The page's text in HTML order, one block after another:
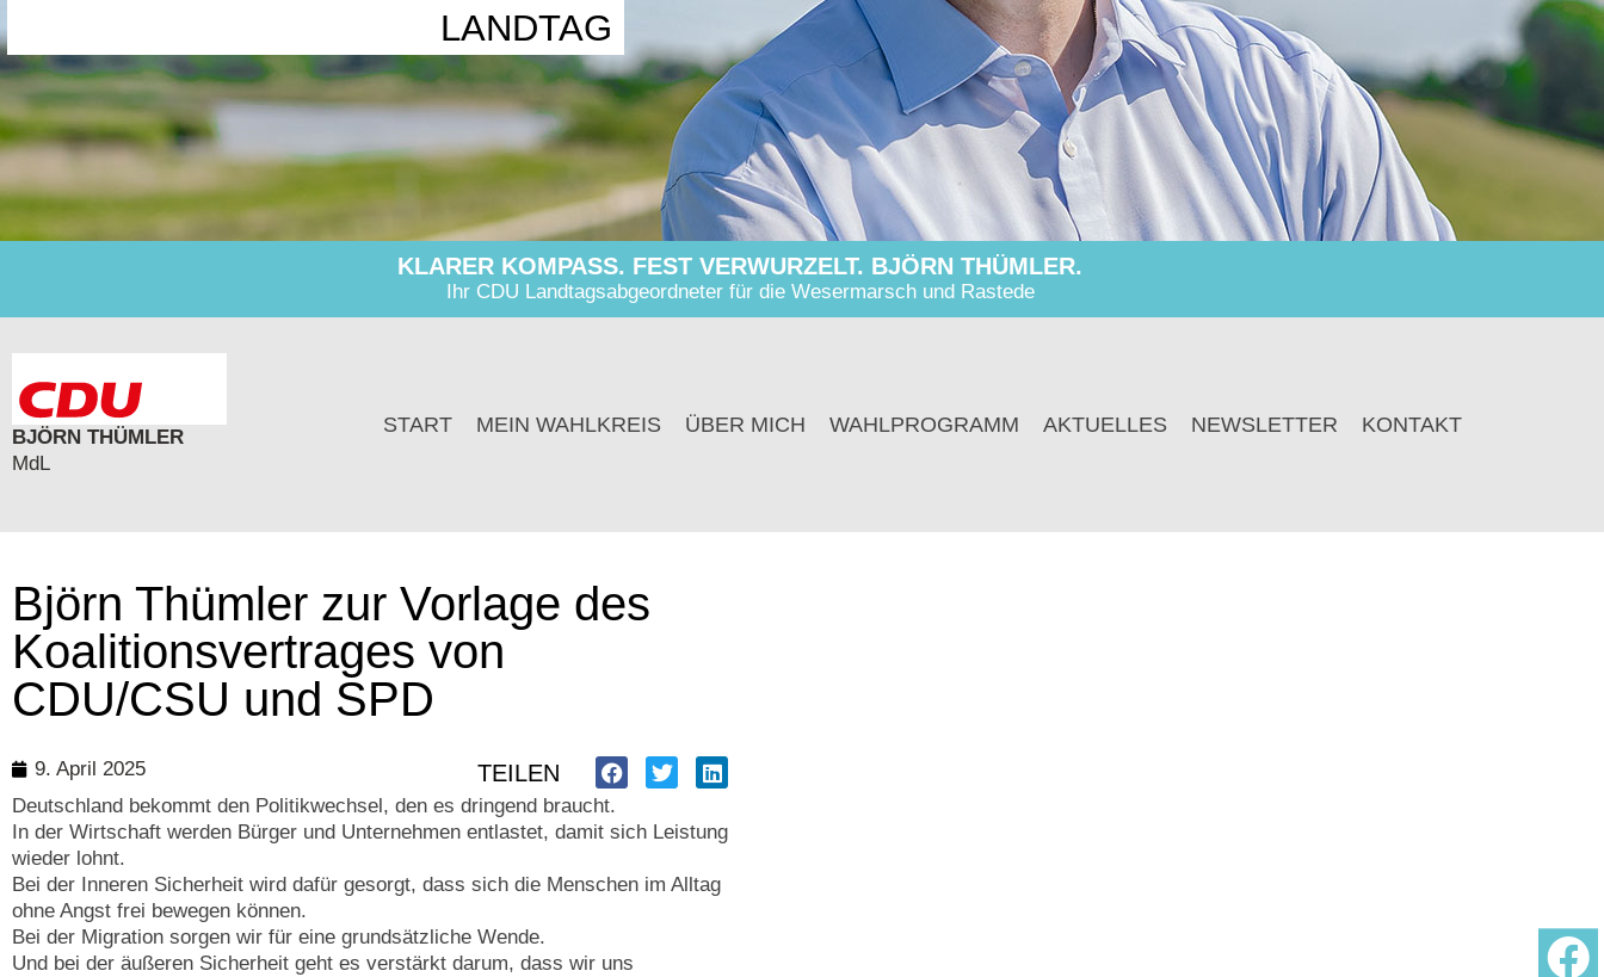
LANDTAG
KLARER KOMPASS. FEST VERWURZELT. BJÖRN THÜMLER.
Ihr CDU Landtagsabgeordneter für die Wesermarsch und Rastede
BJÖRN THÜMLER
MdL
START MEIN WAHLKREIS ÜBER MICH WAHLPROGRAMM AKTUELLES NEWSLETTER KONTAKT
Björn Thümler zur Vorlage des
Koalitionsvertrages von
CDU/CSU und SPD
9. April 2025 TEILEN
Deutschland bekommt den Politikwechsel, den es dringend braucht.
In der Wirtschaft werden Bürger und Unternehmen entlastet, damit sich Leistung
wieder lohnt.
Bei der Inneren Sicherheit wird dafür gesorgt, dass sich die Menschen im Alltag
ohne Angst frei bewegen können.
Bei der Migration sorgen wir für eine grundsätzliche Wende.
Und bei der äußeren Sicherheit geht es verstärkt darum, dass wir uns